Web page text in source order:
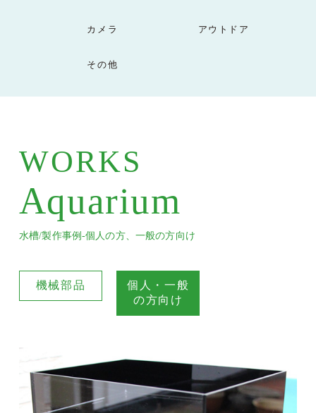
カメラ アウトドア
その他
WORKS
Aquarium
水槽/製作事例-個人の方、一般の方向け
機械部品
個人・一般
の方向け